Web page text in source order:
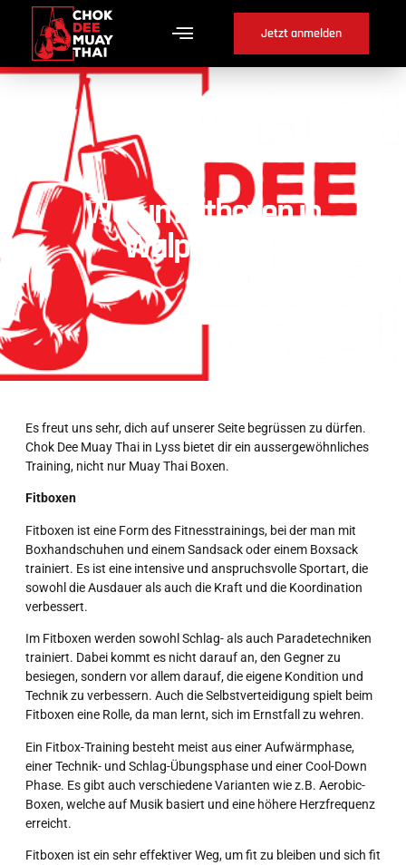
Jetzt anmelden
Warum Fitboxen in
Walperswil ?
Es freut uns sehr, dich auf unserer Seite begrüssen zu dürfen.
Chok Dee Muay Thai in Lyss bietet dir ein aussergewöhnliches
Training, nicht nur Muay Thai Boxen.
Fitboxen
Fitboxen ist eine Form des Fitnesstrainings, bei der man mit
Boxhandschuhen und einem Sandsack oder einem Boxsack
trainiert. Es ist eine intensive und anspruchsvolle Sportart, die
sowohl die Ausdauer als auch die Kraft und die Koordination
verbessert.
Im Fitboxen werden sowohl Schlag- als auch Paradetechniken
trainiert. Dabei kommt es nicht darauf an, den Gegner zu
besiegen, sondern vor allem darauf, die eigene Kondition und
Technik zu verbessern. Auch die Selbstverteidigung spielt beim
Fitboxen eine Rolle, da man lernt, sich im Ernstfall zu wehren.
Ein Fitbox-Training besteht meist aus einer Aufwärmphase,
einer Technik- und Schlag-Übungsphase und einer Cool-Down
Phase. Es gibt auch verschiedene Varianten wie z.B. Aerobic-
Boxen, welche auf Musik basiert und eine höhere Herzfrequenz
erreicht.
Fitboxen ist ein sehr effektiver Weg, um fit zu bleiben und sich fit